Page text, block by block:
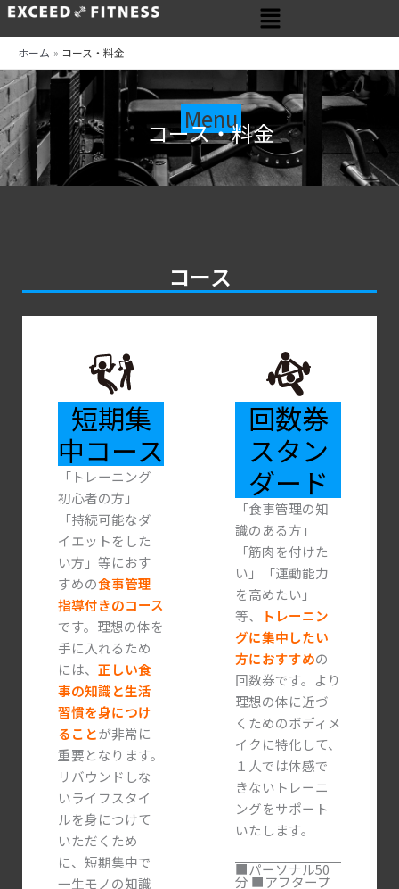
内
ス
キ
ッ
プ
メ
ニ
ー
ホーム コース・料金
Menu
コース・料金
コース
短期集
中コース
「トレーニング
初心者の方」
「持続可能なダ
イエットをした
い方」等におす
すめの食事管理
指導付きのコース
です。理想の体を
手に入れるため
には、 正しい食
事の知識と生活
習慣を身につけ
ることが非常に
重要となります。
リバウンドしな
いライフスタイ
ルを身につけて
いただくため
に、短期集中で
一生モノの知識
回数券
スタン
ダード
「食事管理の知
識のある方」
「筋肉を付けた
い」「運動能力
を高めたい」
等、
トレーニン
グに集中したい
方におすすめの
回数券です。より
理想の体に近づ
くためのボディメ
イクに特化して、
１人では体感で
きないトレーニ
ングをサポート
いたします。
■パーソナル50
分 ■アフタープ